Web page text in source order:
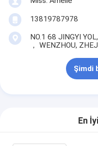
13819787978
NO.1 68 JINGYI
， WENZHOU,
Şimdi
En